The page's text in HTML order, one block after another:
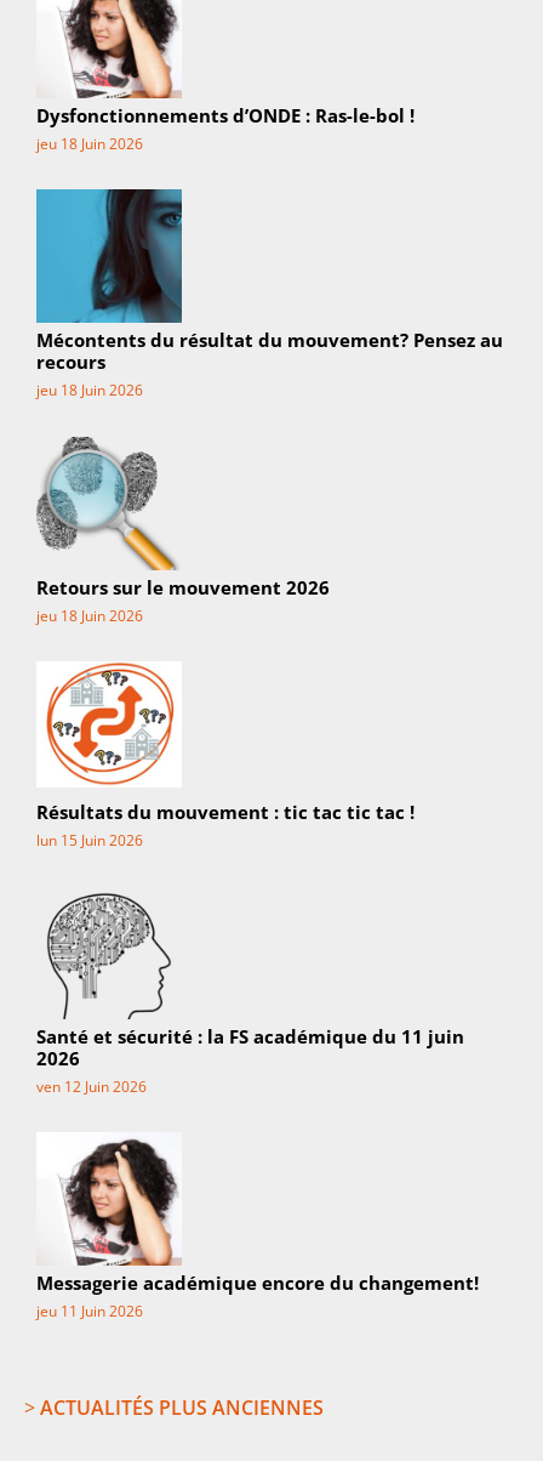
Dysfonctionnements d’ONDE : Ras-le-bol !
jeu 18 Juin 2026
Mécontents du résultat du mouvement? Pensez au
recours
jeu 18 Juin 2026
Retours sur le mouvement 2026
jeu 18 Juin 2026
Résultats du mouvement : tic tac tic tac !
lun 15 Juin 2026
Santé et sécurité : la FS académique du 11 juin
2026
ven 12 Juin 2026
Messagerie académique encore du changement!
jeu 11 Juin 2026
>ACTUALITÉS PLUS ANCIENNES